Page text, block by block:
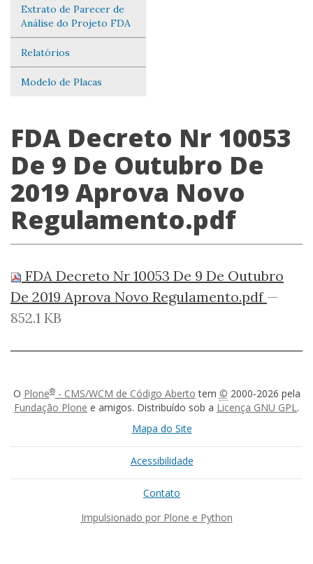
Extrato de Parecer de
Análise do Projeto FDA
Relatórios
Modelo de Placas
FDA Decreto Nr 10053
De 9 De Outubro De
2019 Aprova Novo
Regulamento.pdf
FDA Decreto Nr 10053 De 9 De Outubro
De 2019 Aprova Novo Regulamento.pdf —
852.1 KB
O Plone®- CMS/WCM de Código Aberto tem © 2000-2026 pela
Fundação Plone e amigos. Distribuído sob a Licença GNU GPL.
Mapa do Site
Acessibilidade
Contato
Impulsionado por Plone e Python